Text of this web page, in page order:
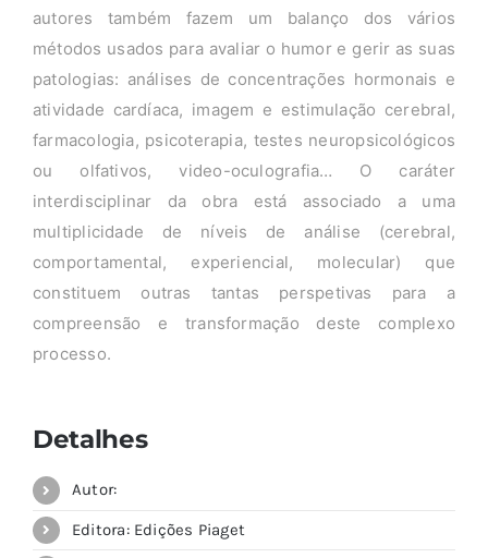
autores também fazem um balanço dos vários
métodos usados para avaliar o humor e gerir as suas
patologias: análises de concentrações hormonais e
atividade cardíaca, imagem e estimulação cerebral,
farmacologia, psicoterapia, testes neuropsicológicos
ou olfativos, video-oculografia… O caráter
interdisciplinar da obra está associado a uma
multiplicidade de níveis de análise (cerebral,
comportamental, experiencial, molecular) que
constituem outras tantas perspetivas para a
compreensão e transformação deste complexo
processo.
Detalhes
Autor:
Editora: Edições Piaget